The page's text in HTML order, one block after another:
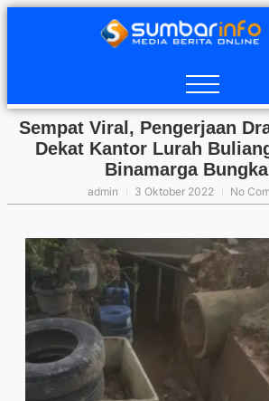
Sempat Viral, Pengerjaan
Dekat Kantor Lurah
Binamarga
admin 3 Oktober 2022 No